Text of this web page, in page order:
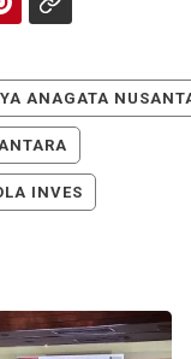
ANAGATA
INVES